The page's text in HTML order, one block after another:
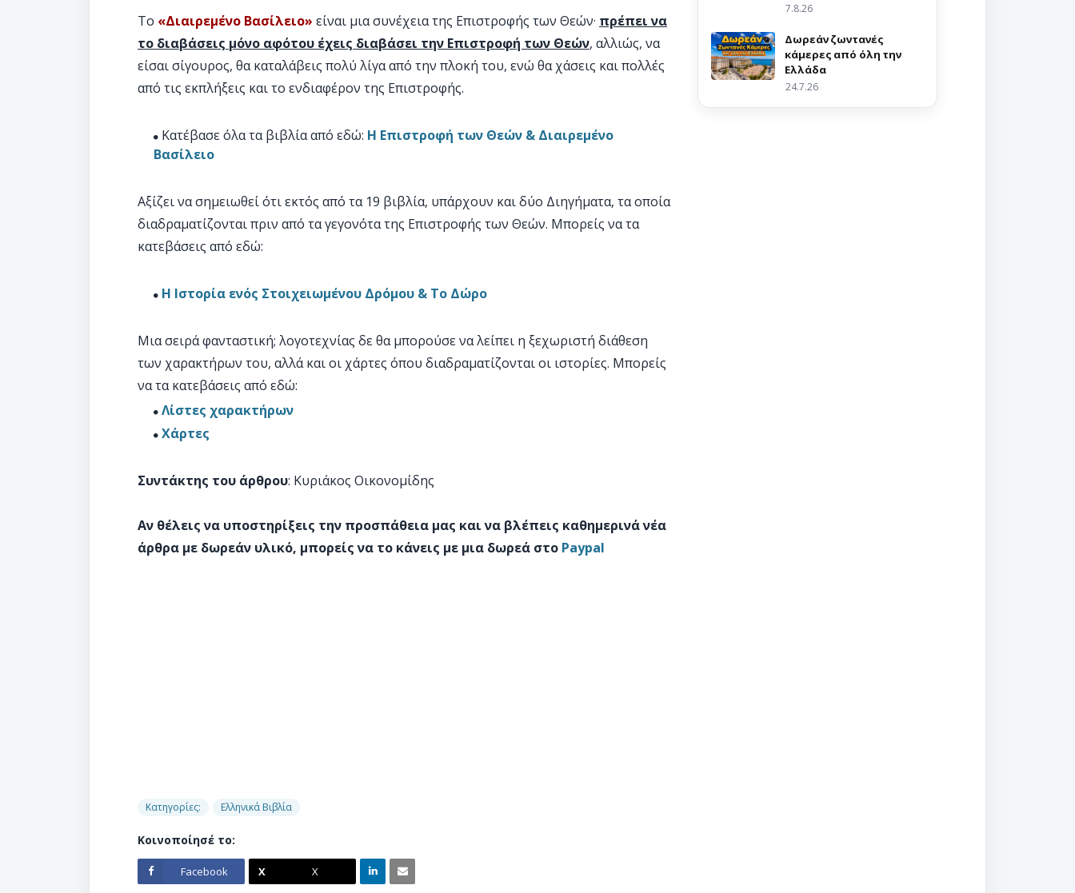
Το «Διαιρεμένο Βασίλειο» είναι μια συνέχεια της Επιστροφής των Θεών· πρέπει να
το διαβάσεις μόνο αφότου έχεις διαβάσει την Επιστροφή των Θεών, αλλιώς, να
είσαι σίγουρος, θα καταλάβεις πολύ λίγα από την πλοκή του, ενώ θα χάσεις και πολλές
από τις εκπλήξεις και το ενδιαφέρον της Επιστροφής.
Κατέβασε όλα τα βιβλία από εδώ: Η Επιστροφή των Θεών & Διαιρεμένο
Βασίλειο
Αξίζει να σημειωθεί ότι εκτός από τα 19 βιβλία, υπάρχουν και δύο Διηγήματα, τα οποία
διαδραματίζονται πριν από τα γεγονότα της Επιστροφής των Θεών. Μπορείς να τα
κατεβάσεις από εδώ:
Η Ιστορία ενός Στοιχειωμένου Δρόμου & Το Δώρο
Μια σειρά φανταστική; λογοτεχνίας δε θα μπορούσε να λείπει η ξεχωριστή διάθεση
των χαρακτήρων του, αλλά και οι χάρτες όπου διαδραματίζονται οι ιστορίες. Μπορείς
να τα κατεβάσεις από εδώ:
Λίστες χαρακτήρων
Χάρτες
Συντάκτης του άρθρου: Κυριάκος Οικονομίδης
Αν θέλεις να υποστηρίξεις την προσπάθεια μας και να βλέπεις καθημερινά νέα
άρθρα με δωρεάν υλικό, μπορείς να το κάνεις με μια δωρεά στο Paypal
Κατηγορίες: Ελληνικά Βιβλία
Κοινοποίησέ το:
Facebook
X
7.8.26
Δωρεάν ζωντανές
κάμερες από όλη την
Ελλάδα
24.7.26